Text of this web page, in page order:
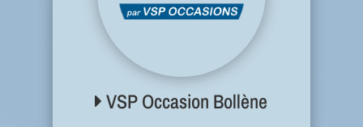
VSP Occasion Bollène